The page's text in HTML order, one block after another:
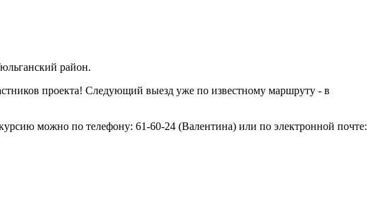
район.
проекта! Следующий выезд уже по известному маршруту - в
можно по телефону: 61-60-24 (Валентина) или по электронной почте: